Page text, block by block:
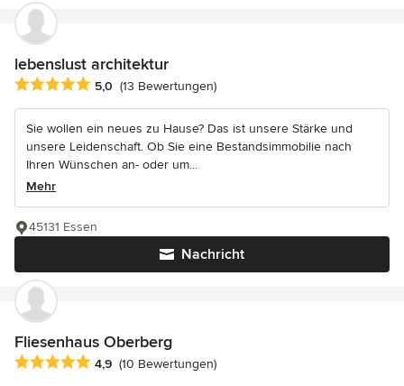
lebenslust architektur
Durchschnittliche Bewertung: 5 von 5 Sternen
5,0 (13 Bewertungen)
Sie wollen ein neues zu Hause? Das ist unsere Stärke und
unsere Leidenschaft. Ob Sie eine Bestandsimmobilie nach
Ihren Wünschen an- oder um...
Mehr
Nachricht
45131 Essen
Fliesenhaus Oberberg
Durchschnittliche Bewertung: 4.9 von 5 Sternen
4,9 (10 Bewertungen)